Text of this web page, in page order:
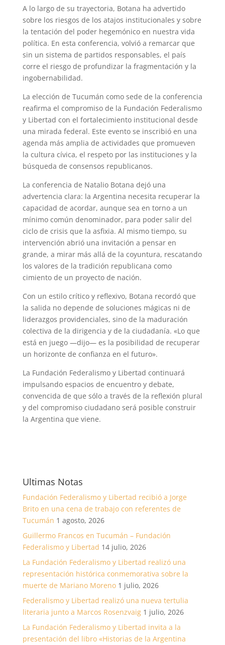
A lo largo de su trayectoria, Botana ha advertido
sobre los riesgos de los atajos institucionales y sobre
la tentación del poder hegemónico en nuestra vida
política. En esta conferencia, volvió a remarcar que
sin un sistema de partidos responsables, el país
corre el riesgo de profundizar la fragmentación y la
ingobernabilidad.
La elección de Tucumán como sede de la conferencia
reafirma el compromiso de la Fundación Federalismo
y Libertad con el fortalecimiento institucional desde
una mirada federal. Este evento se inscribió en una
agenda más amplia de actividades que promueven
la cultura cívica, el respeto por las instituciones y la
búsqueda de consensos republicanos.
La conferencia de Natalio Botana dejó una
advertencia clara: la Argentina necesita recuperar la
capacidad de acordar, aunque sea en torno a un
mínimo común denominador, para poder salir del
ciclo de crisis que la asfixia. Al mismo tiempo, su
intervención abrió una invitación a pensar en
grande, a mirar más allá de la coyuntura, rescatando
los valores de la tradición republicana como
cimiento de un proyecto de nación.
Con un estilo crítico y reflexivo, Botana recordó que
la salida no depende de soluciones mágicas ni de
liderazgos providenciales, sino de la maduración
colectiva de la dirigencia y de la ciudadanía. «Lo que
está en juego —dijo— es la posibilidad de recuperar
un horizonte de confianza en el futuro».
La Fundación Federalismo y Libertad continuará
impulsando espacios de encuentro y debate,
convencida de que sólo a través de la reflexión plural
y del compromiso ciudadano será posible construir
la Argentina que viene.
Ultimas Notas
Fundación Federalismo y Libertad recibió a Jorge
Brito en una cena de trabajo con referentes de
Tucumán 1 agosto, 2026
Guillermo Francos en Tucumán – Fundación
Federalismo y Libertad 14 julio, 2026
La Fundación Federalismo y Libertad realizó una
representación histórica conmemorativa sobre la
muerte de Mariano Moreno 1 julio, 2026
Federalismo y Libertad realizó una nueva tertulia
literaria junto a Marcos Rosenzvaig 1 julio, 2026
La Fundación Federalismo y Libertad invita a la
presentación del libro «Historias de la Argentina